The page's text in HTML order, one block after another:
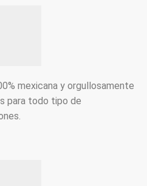
mexicana y orgullosamente
para todo tipo de